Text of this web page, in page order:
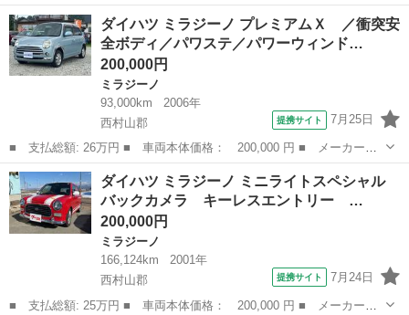
名： ダイハツ ■ 車種名： ミラジーノ ■ グレード名： ミニラ
イト ブラック全塗装済 ケンウッドメモリーナビ ＭＩＮＩＬＩＴ
Ｅ１５ＡＷ ...
山形 山形市 ミラジーノ
ダイハツ ミラジーノ プレミアムＸ ／衝突安
全ボディ／パワステ／パワーウィンド…
200,000円
ミラジーノ
93,000km
2006年
西村山郡
提携サイト 7月25日
■ 支払総額: 26万円 ■ 車両本体価格： 200,000 円 ■ メーカー
名： ダイハツ ■ 車種名： ミラジーノ ■ グレード名： プレミ
アムＸ ／衝突安全ボディ／パワステ／パワーウィンドウ／Ｗエアバ
ッグ／キーレス／...
山形 西村山郡
ダイハツ ミラジーノ ミニライトスペシャル
バックカメラ キーレスエントリー …
200,000円
ミラジーノ
166,124km
2001年
西村山郡
提携サイト 7月24日
■ 支払総額: 25万円 ■ 車両本体価格： 200,000 円 ■ メーカー